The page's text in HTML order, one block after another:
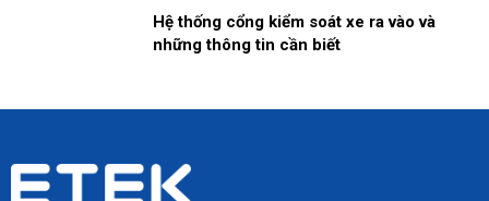
Hệ thống cổng kiểm soát xe ra vào và
những thông tin cần biết